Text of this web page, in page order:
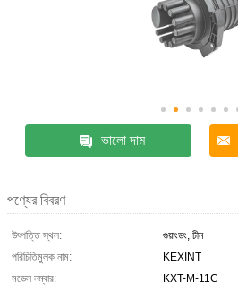
ভালো দাম
পণ্যের বিবরণ
উৎপত্তি স্থল:
গুয়াংডং, চীন
পরিচিতিমুলক নাম:
KEXINT
মডেল নম্বার:
KXT-M-11C